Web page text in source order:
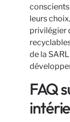
leurs
privilégier
de la
FAQ